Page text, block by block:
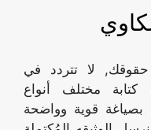
لا تتردد في
مختلف أنواع
بصياغة قوية وواضحة